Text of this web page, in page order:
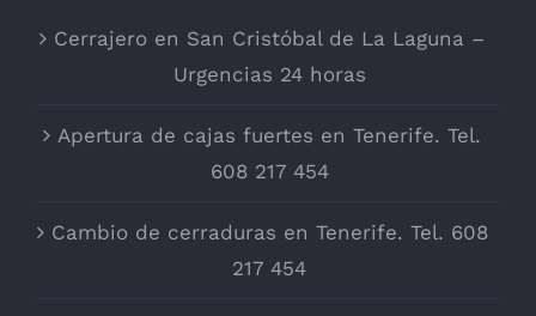
Cerrajero en San Cristóbal de La Laguna –
Urgencias 24 horas
Apertura de cajas fuertes en Tenerife. Tel.
608 217 454
Cambio de cerraduras en Tenerife. Tel. 608
217 454